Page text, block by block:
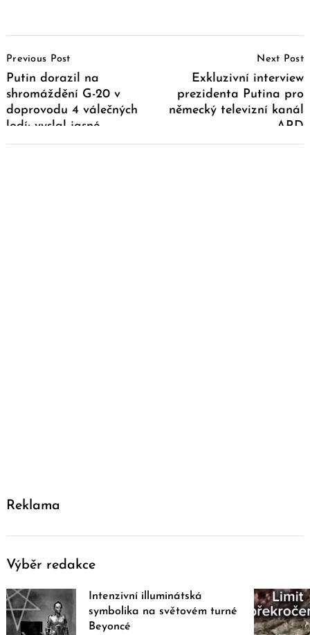
Navigation
Previous Post
Putin dorazil na
shromáždění G-20 v
doprovodu 4 válečných
lodí; vyslal jasné
„poselství“ světovým
Next Post
Exkluzivní interview
prezidenta Putina pro
německý televizní kanál
ARD
Reklama
Výběr redakce
Intenzivní illuminátská
symbolika na světovém turné
Beyoncé